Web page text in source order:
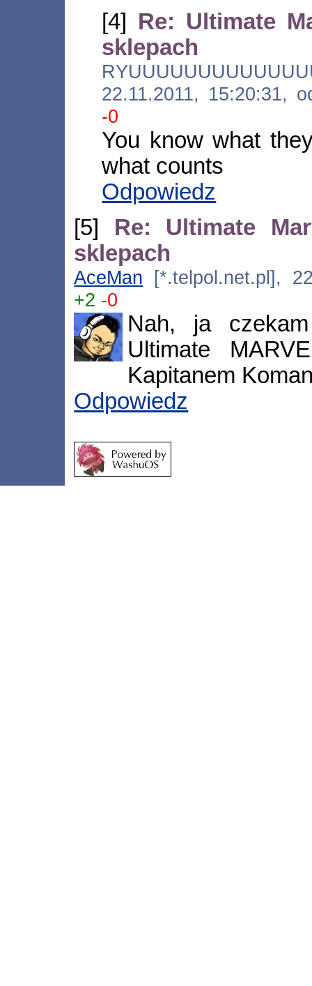
[4] Re: Ultimate
sklepach
22.11.2011, 15:20:31,
-0
You know what
what counts
Odpowiedz
[5] Re: Ultimate
sklepach
AceMan [*.telpol.net.pl],
+2 -0
Nah, ja
Ultimate
Kapitanem
Odpowiedz